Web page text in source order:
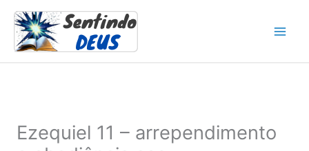
para
conteúdo
Ezequiel 11 – arrependimento